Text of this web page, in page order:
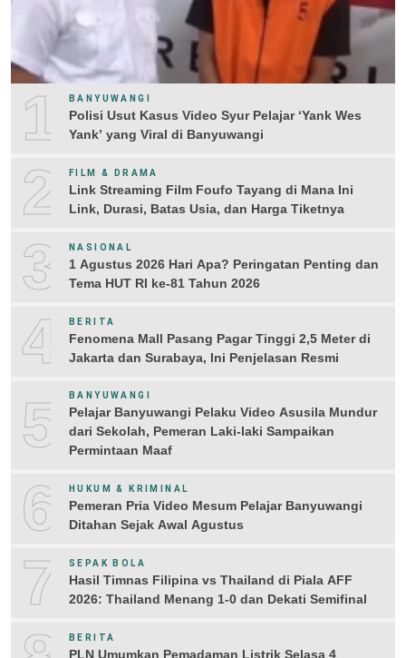
1 BANYUWANGI
Polisi Usut Kasus Video Syur Pelajar ‘Yank Wes
Yank’ yang Viral di Banyuwangi
2 FILM & DRAMA
Link Streaming Film Foufo Tayang di Mana Ini
Link, Durasi, Batas Usia, dan Harga Tiketnya
3 NASIONAL
1 Agustus 2026 Hari Apa? Peringatan Penting dan
Tema HUT RI ke-81 Tahun 2026
4 BERITA
Fenomena Mall Pasang Pagar Tinggi 2,5 Meter di
Jakarta dan Surabaya, Ini Penjelasan Resmi
5 BANYUWANGI
Pelajar Banyuwangi Pelaku Video Asusila Mundur
dari Sekolah, Pemeran Laki-laki Sampaikan
Permintaan Maaf
6 HUKUM & KRIMINAL
Pemeran Pria Video Mesum Pelajar Banyuwangi
Ditahan Sejak Awal Agustus
7 SEPAK BOLA
Hasil Timnas Filipina vs Thailand di Piala AFF
2026: Thailand Menang 1-0 dan Dekati Semifinal
BERITA
PLN Umumkan Pemadaman Listrik Selasa 4